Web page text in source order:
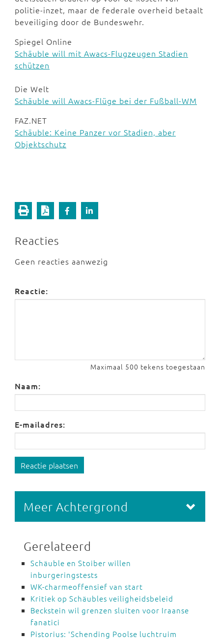
politie-inzet, maar de federale overheid betaalt
beveiliging door de Bundeswehr.
Spiegel Online
Schäuble will mit Awacs-Flugzeugen Stadien
schützen
Die Welt
Schäuble will Awacs-Flüge bei der Fußball-WM
FAZ.NET
Schäuble: Keine Panzer vor Stadien, aber
Objektschutz
Reacties
Geen reacties aanwezig
Reactie:
Maximaal 500 tekens toegestaan
Naam:
E-mailadres:
Reactie plaatsen
Meer Achtergrond
Gerelateerd
Schäuble en Stoiber willen
inburgeringstests
WK-charmeoffensief van start
Kritiek op Schäubles veiligheidsbeleid
Beckstein wil grenzen sluiten voor Iraanse
fanatici
Pistorius: 'Schending Poolse luchtruim